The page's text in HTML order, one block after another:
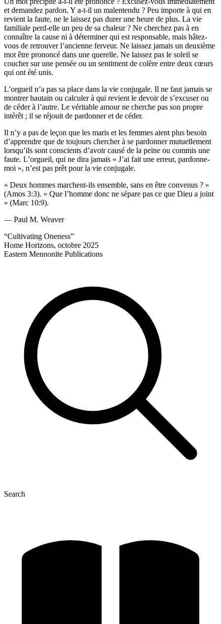
et demandez pardon. Y a-t-il un malentendu ? Peu importe à qui en
revient la faute, ne le laissez pas durer une heure de plus. La vie
familiale perd-elle un peu de sa chaleur ? Ne cherchez pas à en
connaître la cause ni à déterminer qui est responsable, mais hâtez-
vous de retrouver l’ancienne ferveur. Ne laissez jamais un deuxième
mot être prononcé dans une querelle. Ne laissez pas le soleil se
coucher sur une pensée ou un sentiment de colère entre deux cœurs
qui ont été unis.
L’orgueil n’a pas sa place dans la vie conjugale. Il ne faut jamais se
montrer hautain ou calculer à qui revient le devoir de s’excuser ou
de céder à l’autre. Le véritable amour ne cherche pas son propre
intérêt ; il se réjouit de pardonner et de céder.
Il n’y a pas de leçon que les maris et les femmes aient plus besoin
d’apprendre que de toujours chercher à se pardonner mutuellement
lorsqu’ils sont conscients d’avoir causé de la peine ou commis une
faute. L’orgueil, qui ne dira jamais « J’ai fait une erreur, pardonne-
moi », n’est pas prêt pour la vie conjugale.
« Deux hommes marchent-ils ensemble, sans en être convenus ? »
(Amos 3:3). « Que l’homme donc ne sépare pas ce que Dieu a joint
» (Marc 10:9).
— Paul M. Weaver
“Cultivating Oneness”
Home Horizons, octobre 2025
Eastern Mennonite Publications
Search